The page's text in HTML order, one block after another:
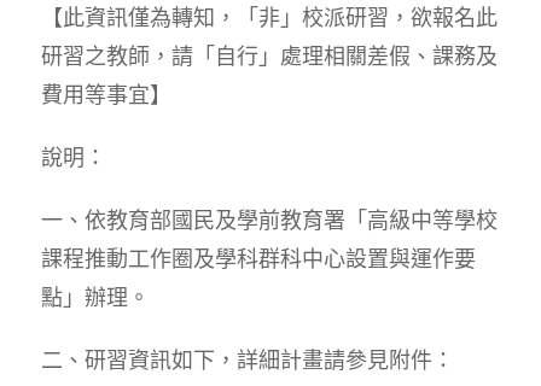
【此資訊僅為轉知，「非」校派研習，欲報名此
研習之教師，請「自行」處理相關差假、課務及
費用等事宜】
說明：
一、依教育部國民及學前教育署「高級中等學校
課程推動工作圈及學科群科中心設置與運作要
點」辦理。
二、研習資訊如下，詳細計畫請參見附件：